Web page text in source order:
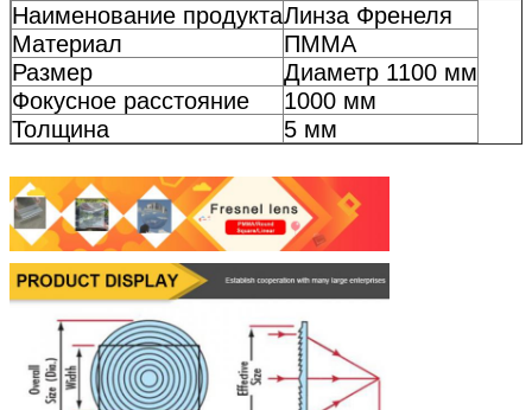
Наименование продуктаЛинза Френеля
Материал
ПММА
Размер
Диаметр 1100 мм
Фокусное расстояние
1000 мм
Толщина
5 мм